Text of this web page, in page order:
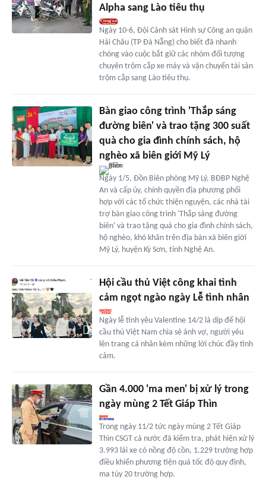
Alpha sang Lào tiêu thụ
Ngày 10-6, Đội Cảnh sát Hình sự Công an quận
Hải Châu (TP Đà Nẵng) cho biết đã nhanh
chóng vào cuộc bắt giữ các nhóm đối tượng
chuyên trộm cắp xe máy và vận chuyển tài sản
trộm cắp sang Lào tiêu thụ.
Bàn giao công trình 'Thắp sáng
đường biên' và trao tặng 300 suất
quà cho gia đình chính sách, hộ
nghèo xã biên giới Mỹ Lý
Ngày 1/5, Đồn Biên phòng Mỹ Lý, BĐBP Nghệ
An và cấp ủy, chính quyền địa phương phối
hợp với các tổ chức thiện nguyện, các nhà tài
trợ bàn giao công trình 'Thắp sáng đường
biên' và trao tặng quà cho gia đình chính sách,
hộ nghèo, khó khăn trên địa bàn xã biên giới
Mỹ Lý, huyện Kỳ Sơn, tỉnh Nghệ An.
Hội cầu thủ Việt công khai tình
cảm ngọt ngào ngày Lễ tình nhân
Ngày lễ tình yêu Valentine 14/2 là dịp để hội
cầu thủ Việt Nam chia sẻ ảnh vợ, người yêu
lên trang cá nhân kèm những lời chúc đầy tình
cảm.
Gần 4.000 'ma men' bị xử lý trong
ngày mùng 2 Tết Giáp Thìn
Trong ngày 11/2 tức ngày mùng 2 Tết Giáp
Thìn CSGT cả nước đã kiểm tra, phát hiện xử lý
3.993 lái xe có nồng độ cồn, 1.229 trường hợp
điều khiển phương tiện quá tốc độ quy định,
ma túy 20 trường hợp.